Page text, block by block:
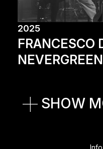
2025
FRANCESCO
NEVERGREEN
SHOW